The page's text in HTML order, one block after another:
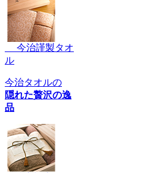
今治謹製タオ
ル
今治タオルの
隠れた贅沢の逸
品